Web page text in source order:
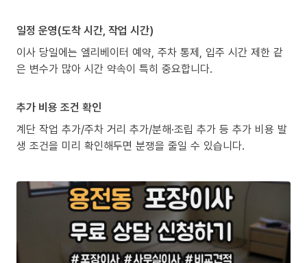
일정 운영(도착 시간, 작업 시간)
이사 당일에는 엘리베이터 예약, 주차 통제, 입주 시간 제한 같
은 변수가 많아 시간 약속이 특히 중요합니다.
추가 비용 조건 확인
계단 작업 추가/주차 거리 추가/분해·조립 추가 등 추가 비용 발
생 조건을 미리 확인해두면 분쟁을 줄일 수 있습니다.